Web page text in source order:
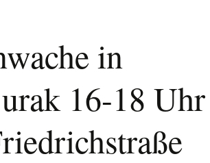
in
16-18 Uhr